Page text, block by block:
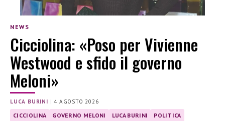
NEWS
Cicciolina: «Poso per Vivienne
Westwood e sfido il governo
Meloni»
LUCA BURINI |4 AGOSTO 2026
CICCIOLINA GOVERNO MELONI LUCA BURINI POLITICA